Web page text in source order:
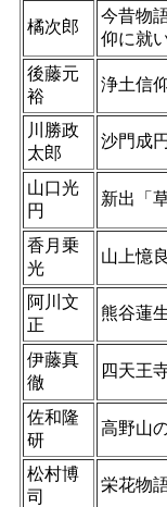
橘次郎
今昔物
仰に就
後藤元
裕
浄土信
川勝政
太郎
沙門成
山口光
円
新出「
香月乗
光
山上憶
阿川文
正
熊谷蓮
伊藤真
徹
四天王
佐和隆
研
高野山
松村博
司
栄花物